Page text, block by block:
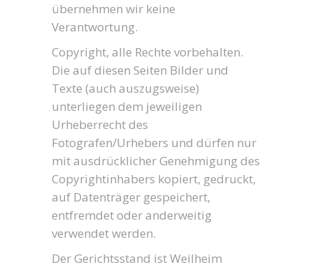
übernehmen wir keine
Verantwortung.
Copyright, alle Rechte vorbehalten.
Die auf diesen Seiten Bilder und
Texte (auch auszugsweise)
unterliegen dem jeweiligen
Urheberrecht des
Fotografen/Urhebers und dürfen nur
mit ausdrücklicher Genehmigung des
Copyrightinhabers kopiert, gedruckt,
auf Datenträger gespeichert,
entfremdet oder anderweitig
verwendet werden.
Der Gerichtsstand ist Weilheim